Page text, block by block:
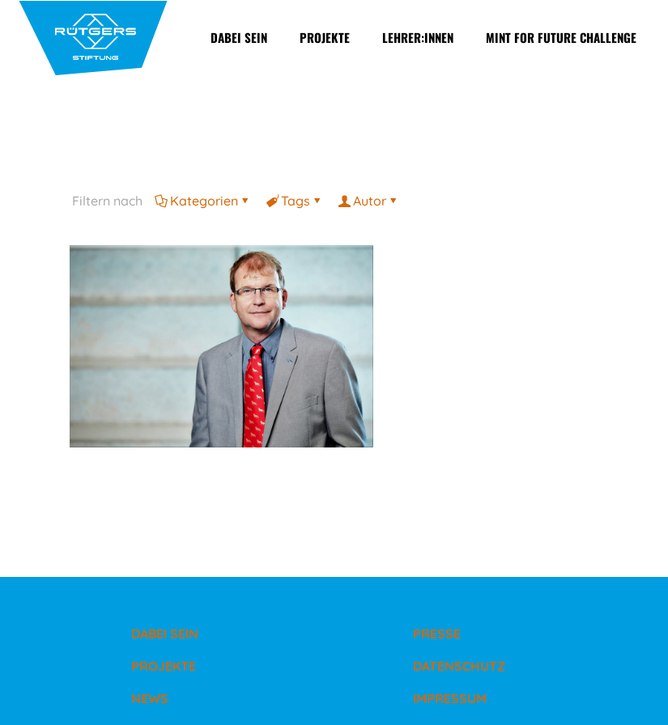
DABEI SEIN PROJEKTE LEHRER:INNEN MINT FOR FUTURE CHALLENGE
Filtern nach Kategorien Tags Autor
DABEI SEIN
PROJEKTE
NEWS
PRESSE
DATENSCHUTZ
IMPRESSUM